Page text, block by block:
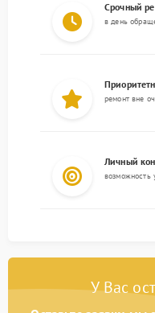
Срочный
в день
ремонт вне
Личный
возможность
У Вас